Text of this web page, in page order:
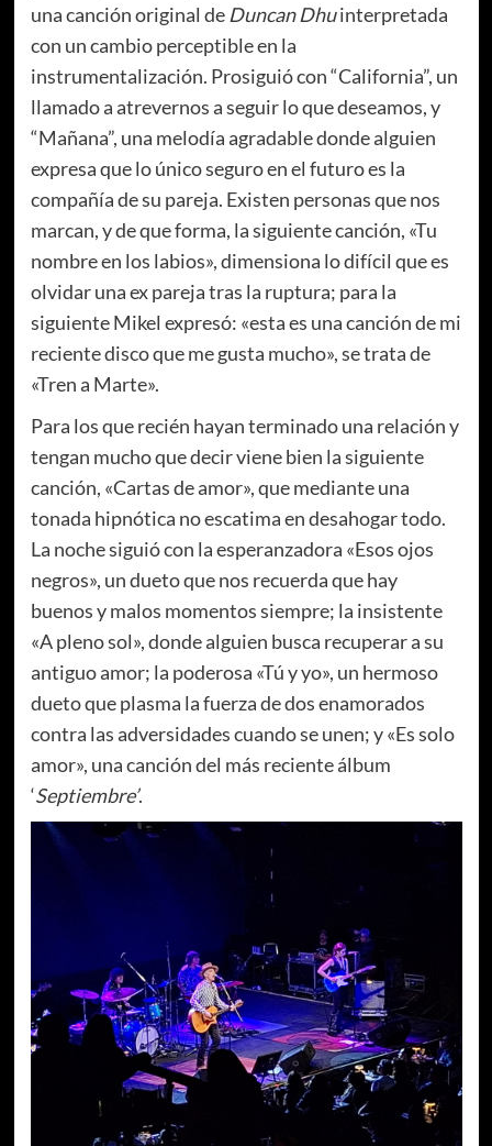
una canción original de Duncan Dhuinterpretada
con un cambio perceptible en la
instrumentalización. Prosiguió con “California”, un
llamado a atrevernos a seguir lo que deseamos, y
“Mañana”, una melodía agradable donde alguien
expresa que lo único seguro en el futuro es la
compañía de su pareja. Existen personas que nos
marcan, y de que forma, la siguiente canción, «Tu
nombre en los labios», dimensiona lo difícil que es
olvidar una ex pareja tras la ruptura; para la
siguiente Mikel expresó: «esta es una canción de mi
reciente disco que me gusta mucho», se trata de
«Tren a Marte».
Para los que recién hayan terminado una relación y
tengan mucho que decir viene bien la siguiente
canción, «Cartas de amor», que mediante una
tonada hipnótica no escatima en desahogar todo.
La noche siguió con la esperanzadora «Esos ojos
negros», un dueto que nos recuerda que hay
buenos y malos momentos siempre; la insistente
«A pleno sol», donde alguien busca recuperar a su
antiguo amor; la poderosa «Tú y yo», un hermoso
dueto que plasma la fuerza de dos enamorados
contra las adversidades cuando se unen; y «Es solo
amor», una canción del más reciente álbum
‘Septiembre’.